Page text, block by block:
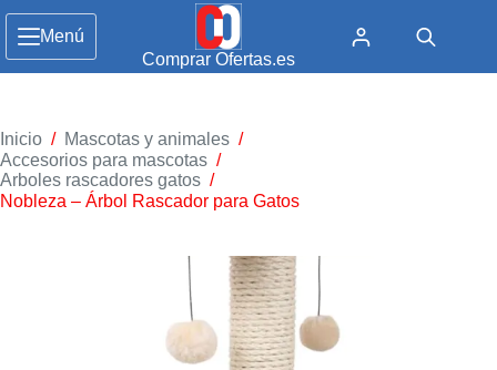
Menú
Comprar Ofertas.es
Inicio / Mascotas y animales /
Accesorios para mascotas /
Arboles rascadores gatos /
Nobleza – Árbol Rascador para Gatos